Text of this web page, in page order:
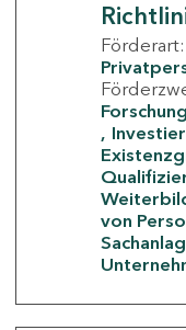
Förderart:
von